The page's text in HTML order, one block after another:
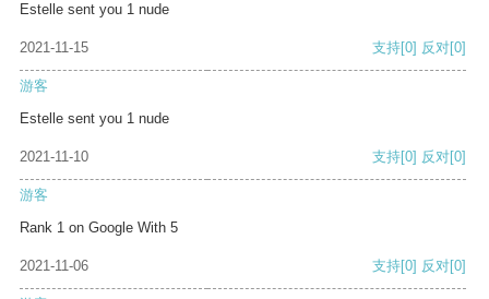
Estelle sent you 1 nude
2021-11-15 支持[0] 反对[0]
游客
Estelle sent you 1 nude
2021-11-10 支持[0] 反对[0]
游客
Rank 1 on Google With 5
2021-11-06 支持[0] 反对[0]